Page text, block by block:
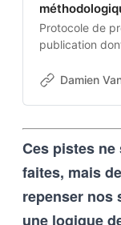
Protocole de
publication
projet. Cette
techniques,
outils
et vice-versa
Damien
Ces pistes
faites, mais
repenser nos
une logique